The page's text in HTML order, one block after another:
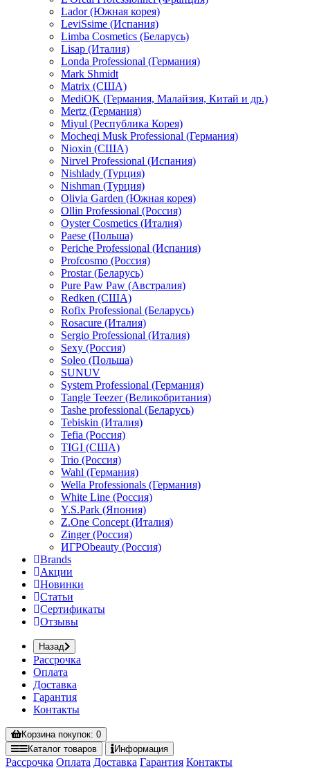
Lador (Южная корея)
LeviSsime (Испания)
Limba Cosmetics (Беларусь)
Lisap (Италия)
Londa Professional (Германия)
Mark Shmidt
Matrix (США)
MediOK (Германия, Малайзия, Китай и др.)
Mertz (Германия)
Miyul (Республика Корея)
Mocheqi Musk Professional (Германия)
Nioxin (США)
Nirvel Professional (Испания)
Nishlady (Турция)
Nishman (Турция)
Olivia Garden (Южная корея)
Ollin Professional (Россия)
Oyster Cosmetics (Италия)
Paese (Польша)
Periche Professional (Испания)
Profcosmo (Россия)
Prostar (Беларусь)
Pure Paw Paw (Австралия)
Redken (США)
Rofix Professional (Беларусь)
Rosacure (Италия)
Sergio Professional (Италия)
Sexy (Россия)
Soleo (Польша)
SUNUV
System Professional (Германия)
Tangle Teezer (Великобритания)
Tashe professional (Беларусь)
Tebiskin (Италия)
Tefia (Россия)
TIGI (США)
Trio (Россия)
Wahl (Германия)
Wella Professionals (Германия)
White Line (Россия)
Y.S.Park (Япония)
Z.One Concept (Италия)
Zinger (Россия)
ИГРОbeauty (Россия)
Brands
Акции
Новинки
Статьи
Сертификаты
Отзывы
Назад
Рассрочка
Оплата
Доставка
Гарантия
Контакты
Корзинапокупок: 0
Каталог товаров Информация
Рассрочка Оплата Доставка Гарантия Контакты